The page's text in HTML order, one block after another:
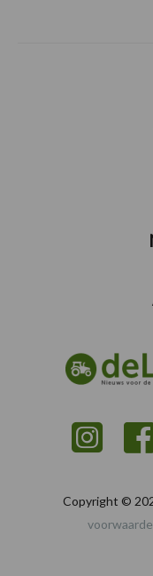
Copyright ©